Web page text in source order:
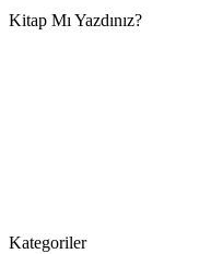
Kitap Mı Yazdınız?
Kategoriler